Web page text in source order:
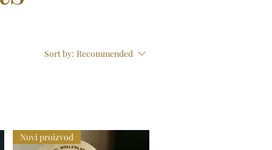
Sort by: Recommended
Novi proizvod